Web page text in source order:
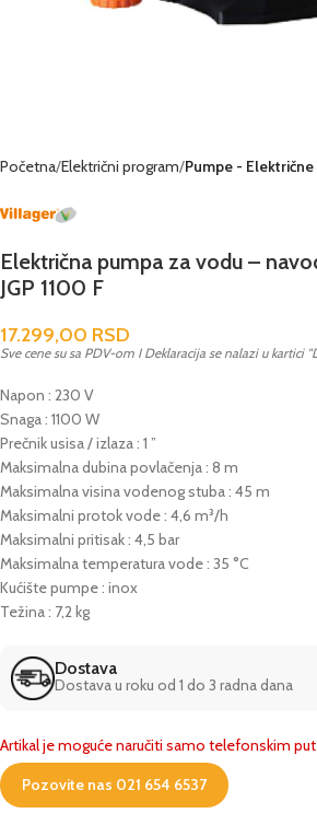
Početna Električni program Pumpe - Električne
Električna pumpa za vodu –
JGP 1100 F
17.299,00 RSD
Sve cene su sa PDV-om I Deklaracija se nalazi u kartici
Napon : 230 V
Snaga : 1100 W
Prečnik usisa / izlaza : 1 ”
Maksimalna dubina povlačenja : 8 m
Maksimalna visina vodenog stuba : 45 m
Maksimalni protok vode : 4,6 m³/h
Maksimalni pritisak : 4,5 bar
Maksimalna temperatura vode : 35 °C
Kućište pumpe : inox
Težina : 7,2 kg
Dostava
Dostava u roku od 1 do 3 radna dana
Artikal je moguće naručiti samo telefonskim
Pozovite nas 021 654 6537